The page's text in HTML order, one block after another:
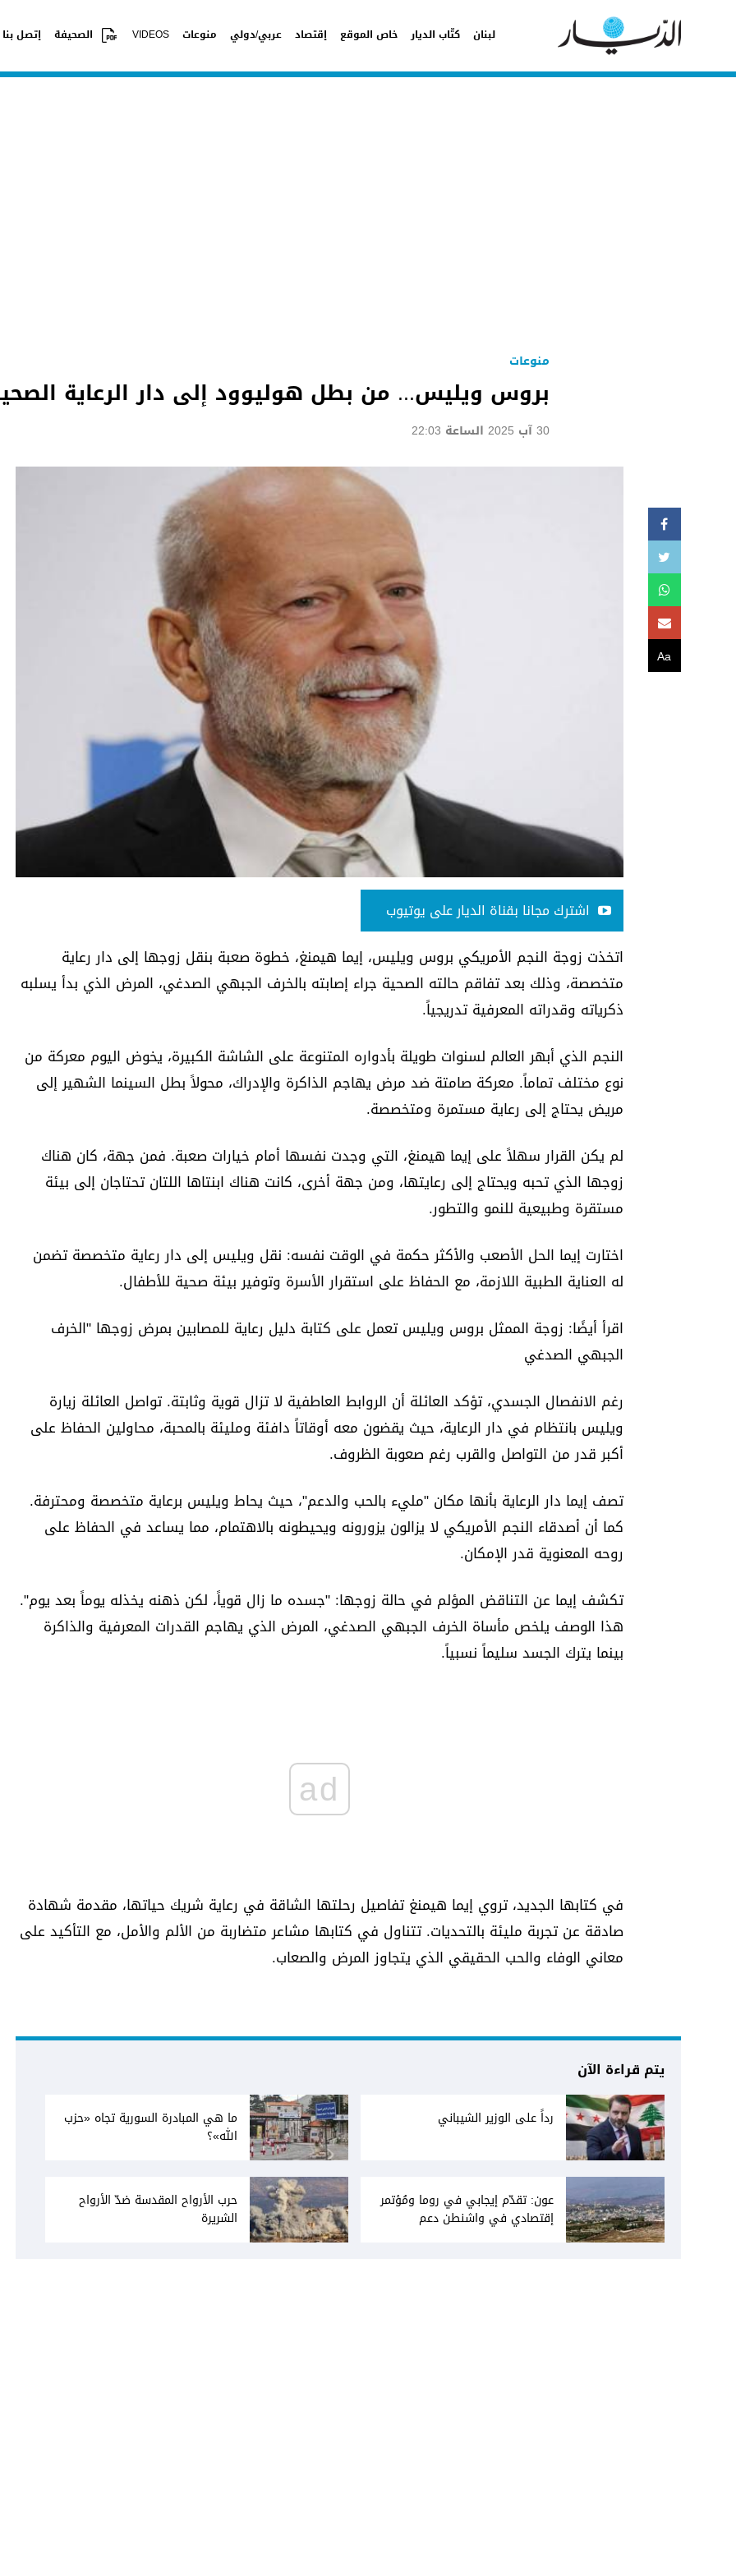
لبنان كتّاب الديار خاص الموقع إقتصاد عربي/دولي منوعات VIDEOS الصحيفة إتصل بنا
منوعات
بروس ويليس... من بطل هوليوود إلى دار الرعاية
30 آب 2025 الساعة 22:03
Aa
اشترك مجانا بقناة الديار على يوتيوب
اتخذت زوجة النجم الأمريكي بروس ويليس، إيما هيمنغ، خطوة صعبة بنقل زوجها إلى دار رعاية
متخصصة، وذلك بعد تفاقم حالته الصحية جراء إصابته بالخرف الجبهي الصدغي، المرض الذي بدأ يسلبه
ذكرياته وقدراته المعرفية تدريجياً.
النجم الذي أبهر العالم لسنوات طويلة بأدواره المتنوعة على الشاشة الكبيرة، يخوض اليوم معركة من
نوع مختلف تماماً. معركة صامتة ضد مرض يهاجم الذاكرة والإدراك، محولاً بطل السينما الشهير إلى
مريض يحتاج إلى رعاية مستمرة ومتخصصة.
لم يكن القرار سهلاً على إيما هيمنغ، التي وجدت نفسها أمام خيارات صعبة. فمن جهة، كان هناك
زوجها الذي تحبه ويحتاج إلى رعايتها، ومن جهة أخرى، كانت هناك ابنتاها اللتان تحتاجان إلى بيئة
مستقرة وطبيعية للنمو والتطور.
اختارت إيما الحل الأصعب والأكثر حكمة في الوقت نفسه: نقل ويليس إلى دار رعاية متخصصة تضمن
له العناية الطبية اللازمة، مع الحفاظ على استقرار الأسرة وتوفير بيئة صحية للأطفال.
اقرأ أيضًا: زوجة الممثل بروس ويليس تعمل على كتابة دليل رعاية للمصابين بمرض زوجها "الخرف
الجبهي الصدغي
رغم الانفصال الجسدي، تؤكد العائلة أن الروابط العاطفية لا تزال قوية وثابتة. تواصل العائلة زيارة
ويليس بانتظام في دار الرعاية، حيث يقضون معه أوقاتاً دافئة ومليئة بالمحبة، محاولين الحفاظ على
أكبر قدر من التواصل والقرب رغم صعوبة الظروف.
تصف إيما دار الرعاية بأنها مكان "مليء بالحب والدعم"، حيث يحاط ويليس برعاية متخصصة ومحترفة.
كما أن أصدقاء النجم الأمريكي لا يزالون يزورونه ويحيطونه بالاهتمام، مما يساعد في الحفاظ على
روحه المعنوية قدر الإمكان.
تكشف إيما عن التناقض المؤلم في حالة زوجها: "جسده ما زال قوياً، لكن ذهنه يخذله يوماً بعد يوم".
هذا الوصف يلخص مأساة الخرف الجبهي الصدغي، المرض الذي يهاجم القدرات المعرفية والذاكرة
بينما يترك الجسد سليماً نسبياً.
ad
في كتابها الجديد، تروي إيما هيمنغ تفاصيل رحلتها الشاقة في رعاية شريك حياتها، مقدمة شهادة
صادقة عن تجربة مليئة بالتحديات. تتناول في كتابها مشاعر متضاربة من الألم والأمل، مع التأكيد على
معاني الوفاء والحب الحقيقي الذي يتجاوز المرض والصعاب.
يتم قراءة الآن
رداً على الوزير الشيباني
ما هي المبادرة السورية تجاه «حزب
الله»؟
عون: تقدّم إيجابي في روما ومُؤتمر
إقتصادي في واشنطن دعم
حرب الأرواح المقدسة ضدّ الأرواح
الشريرة